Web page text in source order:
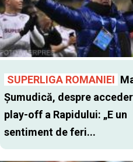
SUPERLIGA ROMANIEI
Șumudică, despre
play-off a Rapidului: „E un
sentiment de feri...